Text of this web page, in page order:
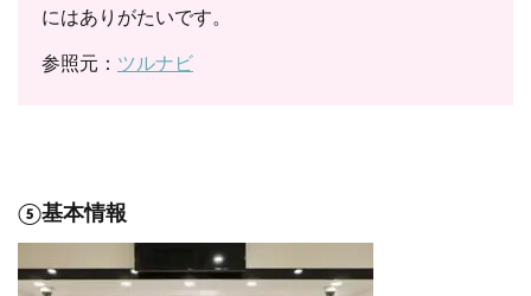
にはありがたいです。
参照元： ツルナビ
⑤基本情報